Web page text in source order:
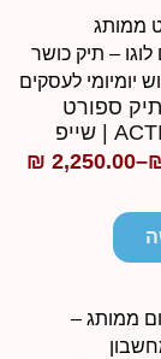
ספורט
₪2,250.00